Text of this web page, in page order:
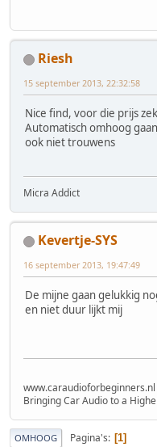
Riesh
15 september 2013, 22:32:58
Nice find, voor die prijs
Automatisch omhoog
ook niet trouwens
Micra Addict
Kevertje-SYS
16 september 2013, 19:47:49
De mijne gaan gelukkig
en niet duur lijkt mij
www.caraudioforbeginners.nl
Bringing Car Audio to a
OMHOOG Pagina's 1